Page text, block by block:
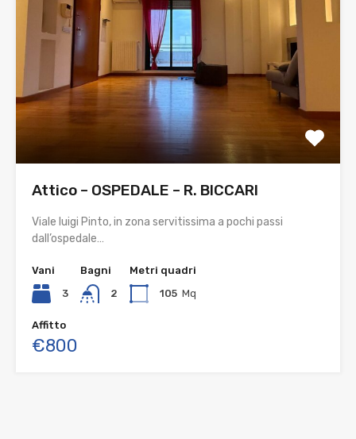
Attico – OSPEDALE – R. BICCARI
Viale luigi Pinto, in zona servitissima a pochi passi
dall’ospedale…
Vani
3
Bagni
2
Metri quadri
105 Mq
Affitto
€800